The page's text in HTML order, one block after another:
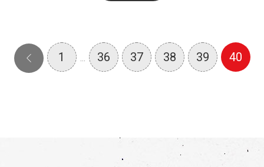
1 36 37 38 39 40